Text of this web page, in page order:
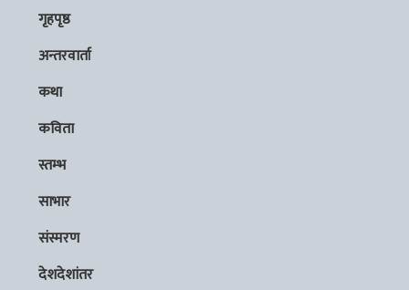
गृहपृष्ठ
अन्तरवार्ता
कथा
कविता
स्तम्भ
साभार
संस्मरण
देशदेशांतर